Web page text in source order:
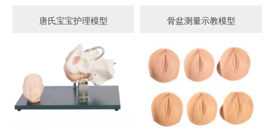
唐氏宝宝护理模型 骨盆测量示教模型